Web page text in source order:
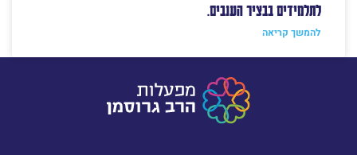
לתלמידים בבציר הענבים.
להמשך קריאה